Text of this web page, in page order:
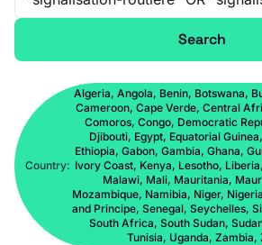
Search
Country:
Algeria, Angola, Benin, Botswana,
Cameroon, Cape Verde, Central
Comoros, Congo, Democratic
Djibouti, Egypt, Equatorial
Ethiopia, Gabon, Gambia, Ghana,
Ivory Coast, Kenya, Lesotho,
Malawi, Mali, Mauritania,
Mozambique, Namibia, Niger,
and Principe, Senegal, Seychelles,
South Africa, South Sudan,
Tunisia, Uganda, Zambia,